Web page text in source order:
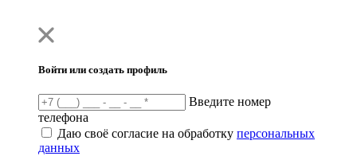
Войти или создать профиль
Введите номер
телефона
Даю своё согласие на обработку персональных
данных